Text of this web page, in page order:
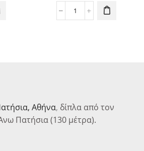
Χριστουγεννιάτικο
μπορούν να
Αθήνα, δίπλα από τον
Πατήσια (130 μέτρα).